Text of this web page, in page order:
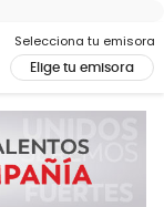
Selecciona tu emisora
Elige tu emisora